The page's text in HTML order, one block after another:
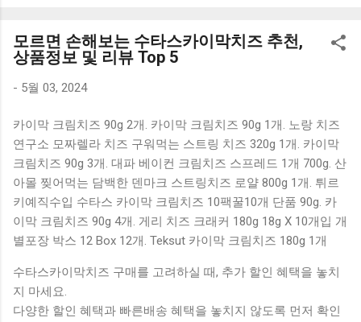
혜택을 놓치지 마세요. 다양한 할인 혜택과 빠른배송 혜택을 놓
치지 않도록 먼저 확인해보세요. 추가할인 확인하기 상품 하나
를 사더라도 종류도 많고, 가격도 다양해서 결정이 많이 어려우
많을 수 밖에 없습니다. 다양한 상품들을 상세스펙 과 가격 을
꼼꼼히 비교해서 구매하실 수 있도록 순위 추천 해드릴게요. 특
가상품 보러가기 추천상품 Best 유니콘 멀티페어링 스마트폰
태블릿 거치형 저소음 블루투스 키보드, BK-500SB, 일반형, 블
랙 유니콘 멀티페어링 스마트폰 태...
모르면 손해보는 수타스카이막치즈 추천,
상품정보 및 리뷰 Top 5
- 5월 03, 2024
카이막 크림치즈 90g 2개. 카이막 크림치즈 90g 1개. 노랑 치즈
연구소 모짜렐라 치즈 구워먹는 스트링 치즈 320g 1개. 카이막
크림치즈 90g 3개. 대파 베이컨 크림치즈 스프레드 1개 700g. 산
아몰 찢어먹는 담백한 덴마크 스트링치즈 로얄 800g 1개. 튀르
키예직수입 수타스 카이막 크림치즈 10팩꿀10개 단품 90g. 카
이막 크림치즈 90g 4개. 게리 치즈 크래커 180g 18g X 10개입 개
별포장 박스 12 Box 12개. Teksut 카이막 크림치즈 180g 1개
수타스카이막치즈 구매를 고려하실 때, 추가 할인 혜택을 놓치
지 마세요.
다양한 할인 혜택과 빠른배송 혜택을 놓치지 않도록 먼저 확인